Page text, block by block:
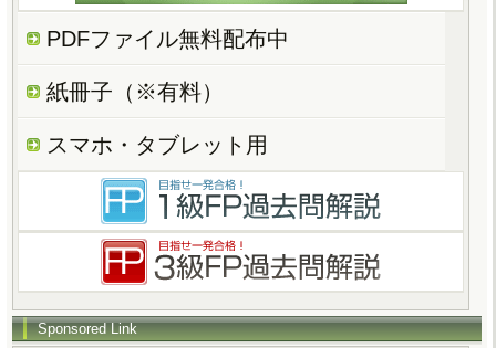
PDFファイル無料配布中
紙冊子（※有料）
スマホ・タブレット用
Sponsored Link